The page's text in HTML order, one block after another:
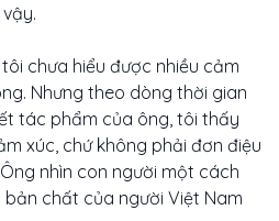
chưa hiểu được nhiều cảm
Nhưng theo dòng thời gian
tác phẩm của ông, tôi thấy
xúc, chứ không phải đơn điệu
nhìn con người một cách
chất của người Việt Nam